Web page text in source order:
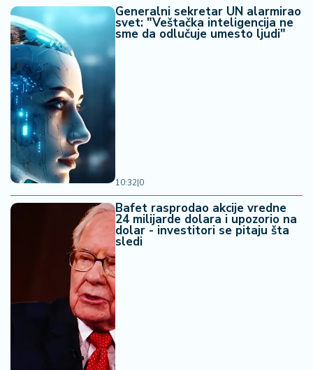
Generalni sekretar UN alarmirao
svet: "Veštačka inteligencija ne
sme da odlučuje umesto ljudi"
10:32|0
Bafet rasprodao akcije vredne
24 milijarde dolara i upozorio na
dolar - investitori se pitaju šta
sledi